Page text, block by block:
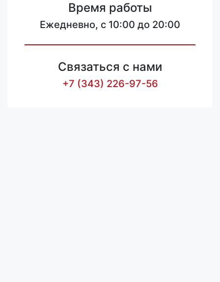
Время работы
Ежедневно, с 10:00 до 20:00
Связаться с нами
+7 (343) 226-97-56